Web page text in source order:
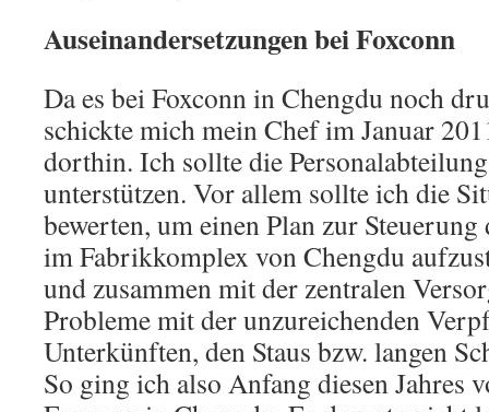
Auseinandersetzungen bei Foxconn
Da es bei Foxconn in Chengdu noch
schickte mich mein Chef im Januar
dorthin. Ich sollte die
unterstützen. Vor allem sollte ich die
bewerten, um einen Plan zur
im Fabrikkomplex von Chengdu
und zusammen mit der zentralen
Probleme mit der unzureichenden
Unterkünften, den Staus bzw. langen
So ging ich also Anfang diesen Jahres